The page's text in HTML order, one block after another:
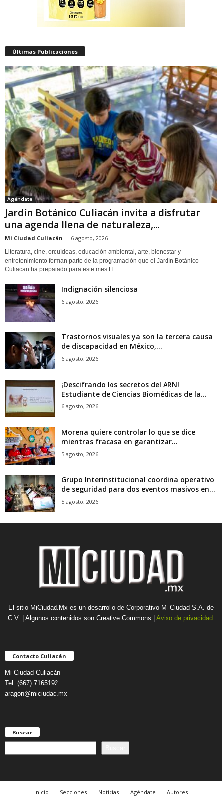
Últimas Publicaciones
Agéndate
Jardín Botánico Culiacán invita a disfrutar
una agenda llena de naturaleza,...
Mi Ciudad Culiacán - 6 agosto, 2026
Literatura, cine, orquídeas, educación ambiental, arte, bienestar y
entretenimiento forman parte de la programación que el Jardín Botánico
Culiacán ha preparado para este mes El...
Indignación silenciosa
6 agosto, 2026
Trastornos visuales ya son la tercera causa
de discapacidad en México,...
6 agosto, 2026
¡Descifrando los secretos del ARN!
Estudiante de Ciencias Biomédicas de la...
6 agosto, 2026
Morena quiere controlar lo que se dice
mientras fracasa en garantizar...
5 agosto, 2026
Grupo Interinstitucional coordina operativo
de seguridad para dos eventos masivos en...
5 agosto, 2026
El sitio MiCiudad.Mx es un desarrollo de Corporativo Mi Ciudad S.A. de
C.V. | Algunos contenidos son Creative Commons | Aviso de privacidad.
Contacto Culiacán
Mi Ciudad Culiacán
Tel: (667) 7165192
aragon@miciudad.mx
Buscar
u
Inicio Secciones Noticias Agéndate
Autores